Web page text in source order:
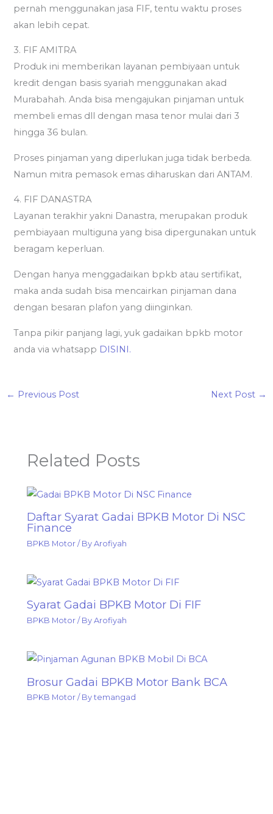
pernah menggunakan jasa FIF, tentu waktu proses
akan lebih cepat.
3. FIF AMITRA
Produk ini memberikan layanan pembiyaan untuk
kredit dengan basis syariah menggunakan akad
Murabahah. Anda bisa mengajukan pinjaman untuk
membeli emas dll dengan masa tenor mulai dari 3
hingga 36 bulan.
Proses pinjaman yang diperlukan juga tidak berbeda.
Namun mitra pemasok emas diharuskan dari ANTAM.
4. FIF DANASTRA
Layanan terakhir yakni Danastra, merupakan produk
pembiayaan multiguna yang bisa dipergunakan untuk
beragam keperluan.
Dengan hanya menggadaikan bpkb atau sertifikat,
maka anda sudah bisa mencairkan pinjaman dana
dengan besaran plafon yang diinginkan.
Tanpa pikir panjang lagi, yuk gadaikan bpkb motor
anda via whatsapp DISINI.
← Previous Post Next Post →
Related Posts
Daftar Syarat Gadai BPKB Motor Di NSC
Finance
BPKB Motor / ByArofiyah
Syarat Gadai BPKB Motor Di FIF
BPKB Motor / ByArofiyah
Brosur Gadai BPKB Motor Bank BCA
BPKB Motor / Bytemangad